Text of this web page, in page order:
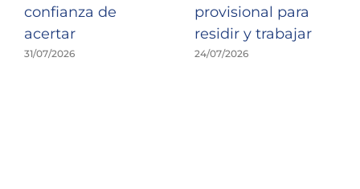
confianza de
acertar
31/07/2026
provisional para
residir y trabajar
24/07/2026